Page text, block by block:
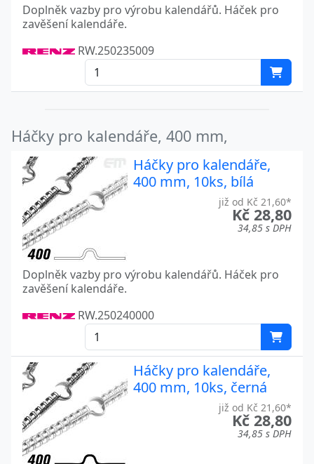
Doplněk vazby pro výrobu kalendářů. Háček pro
zavěšení kalendáře.
RW.250235009
Háčky pro kalendáře, 400 mm,
Háčky pro kalendáře,
400 mm, 10ks, bílá
již od Kč 21,60*
Kč 28,80
34,85 s DPH
Doplněk vazby pro výrobu kalendářů. Háček pro
zavěšení kalendáře.
RW.250240000
Háčky pro kalendáře,
400 mm, 10ks, černá
již od Kč 21,60*
Kč 28,80
34,85 s DPH